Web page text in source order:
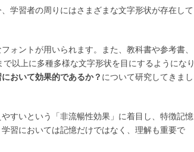
学習者の周りにはさまざまな文字形状が存在して
ォントが用いられます。また、教科書や参考書、
以上に多種多様な文字形状を目にするようになり
おいて効果的であるか？ について研究してきまし
すいという「非流暢性効果」に着目し、特徴記憶
習においては記憶だけではなく、理解も重要で